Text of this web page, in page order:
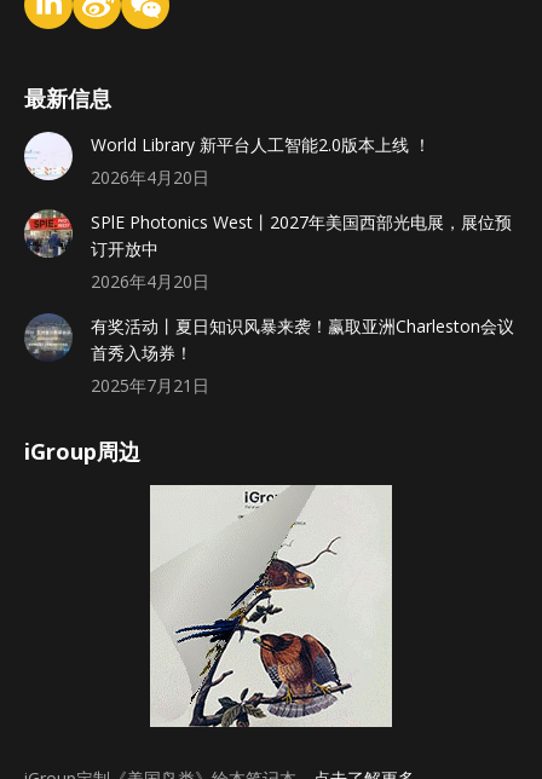
最新信息
World Library 新平台人工智能2.0版本上线 ！
2026年4月20日
SPlE Photonics West丨2027年美国西部光电展，展位预
订开放中
2026年4月20日
有奖活动丨夏日知识风暴来袭！赢取亚洲Charleston会议
首秀入场券！
2025年7月21日
iGroup周边